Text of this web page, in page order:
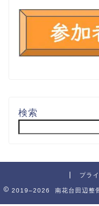
検索
プラ
2019–2026 南花台田辺整骨